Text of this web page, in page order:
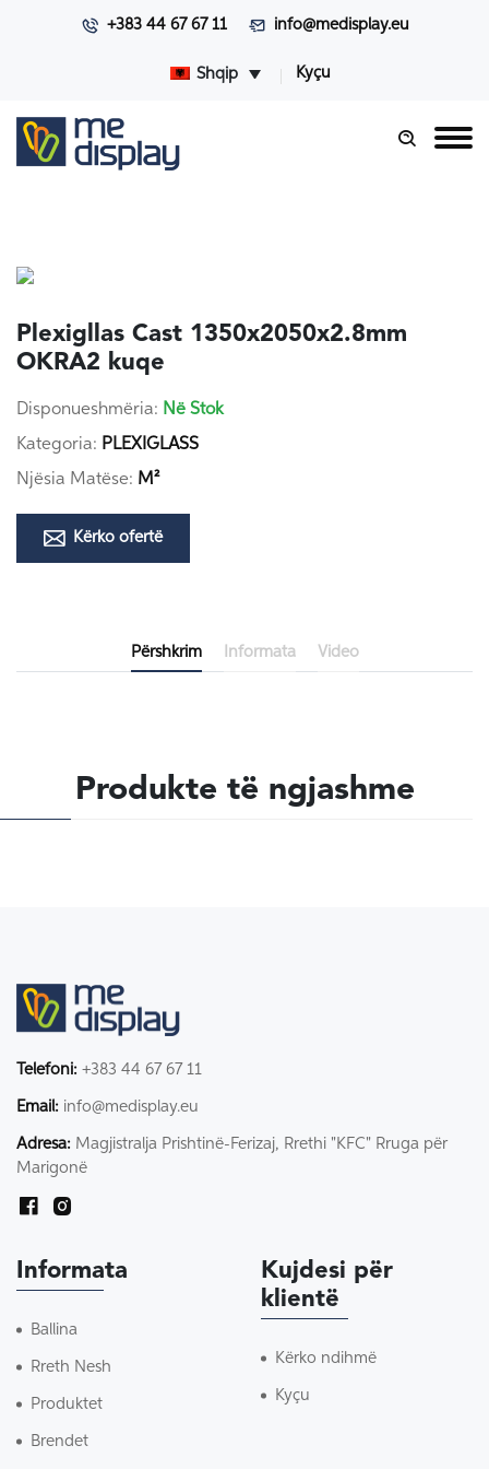
+383 44 67 67 11 info@medisplay.eu
Shqip Kyçu
Plexigllas Cast 1350x2050x2.8mm
OKRA2 kuqe
Disponueshmëria: Në Stok
Kategoria: PLEXIGLASS
Njësia Matëse: M²
Kërko ofertë
Përshkrim Informata Video
Produkte të ngjashme
Telefoni: +383 44 67 67 11
Email: info@medisplay.eu
Adresa: Magjistralja Prishtinë-Ferizaj, Rrethi "KFC" Rruga për
Marigonë
Informata
Ballina
Rreth Nesh
Produktet
Brendet
Kujdesi për
klientë
Kërko ndihmë
Kyçu